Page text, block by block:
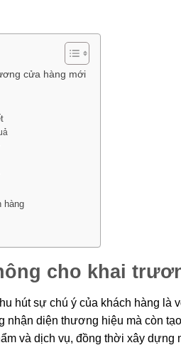
cửa hàng mới
hàng
cho khai
hút sự chú ý của khách hàng là
nhận diện thương hiệu mà còn
và dịch vụ, đồng thời xây dựng